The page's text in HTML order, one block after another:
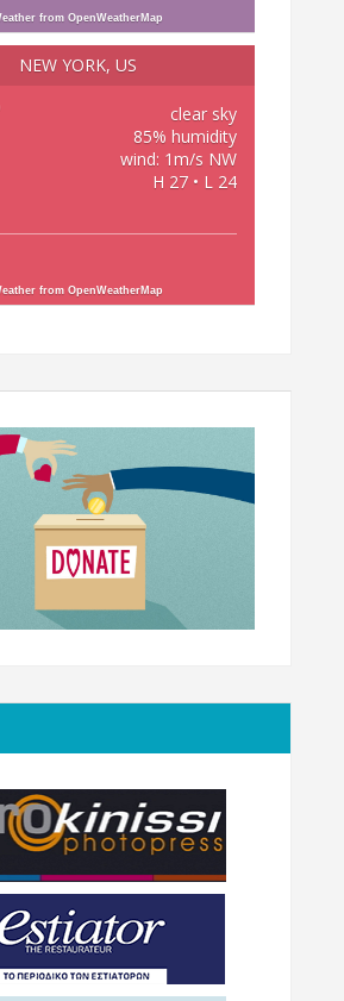
from OpenWeatherMap
NEW YORK, US
clear sky
85% humidity
wind: 1m/s NW
H 27 • L 24
from OpenWeatherMap